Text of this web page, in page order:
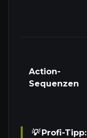
Action-
Sequenzen
💡 Profi-Tipp: